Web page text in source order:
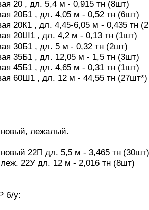
20 , дл. 5,4 м - 0,915 тн (8шт)
20Б1 , дл. 4,05 м - 0,52 тн (6шт)
20К1 , дл. 4,45-6,05 м - 0,435 тн
20Ш1 , дл. 4,2 м - 0,13 тн (1шт)
30Б1 , дл. 5 м - 0,32 тн (2шт)
35Б1 , дл. 12,05 м - 1,5 тн (3шт)
45Б1 , дл. 4,65 м - 0,31 тн (1шт)
60Ш1 , дл. 12 м - 44,55 тн (27шт*)
лежалый.
22П дл. 5,5 м - 3,465 тн (30шт)
22У дл. 12 м - 2,016 тн (8шт)
б/у: